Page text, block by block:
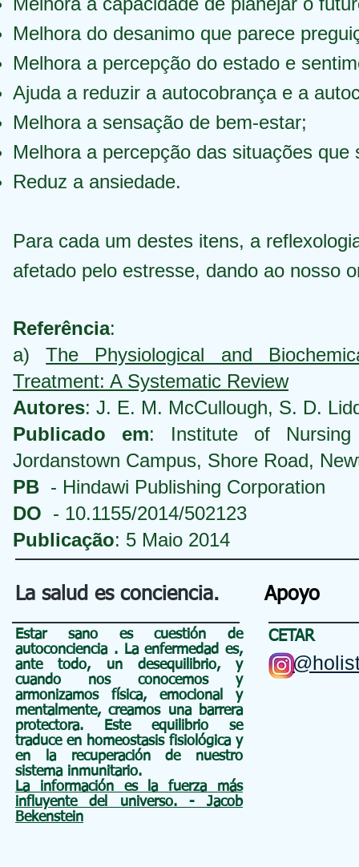
Melhora do desanimo que parece
Melhora a percepção do estado e
Ajuda a reduzir a autocobrança e a
Melhora a sensação de bem-estar;
Melhora a percepção das situações que
Reduz a ansiedade.
Para cada um destes itens, a
afetado pelo estresse, dando ao nosso
Referência:
a)The Physiological and
Treatment: A Systematic Review
Autores: J. E. M. McCullough, S. D.
Publicado em: Institute of Nursing
Jordanstown Campus, Shore Road,
PB - Hindawi Publishing Corporation
DO - 10.1155/2014/502123
Publicação: 5 Maio 2014
La salud es conciencia. Apoyo
Estar sano es cuestión de
autoconciencia . La enfermedad es,
ante todo, un
desequilibrio, y
cuando nos conocemos y
armonizamos física, emocional y
mentalmente, creamos una barrera
protectora. Este equilibrio se
traduce en homeostasis fisiológica y
en la recuperación de nuestro
sistema inmunitario.
La información es la fuerza más
influyente del universo. - Jacob
Bekenstein
CETAR